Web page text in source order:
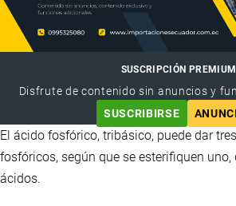
SUSCRIPCIÓN PREMIUM
Disfrute de contenido sin anuncios y
SUSCRIBIRSE
El ácido fosfórico, tribásico, puede dar
fosfóricos, según que se esterifiquen
ácidos.